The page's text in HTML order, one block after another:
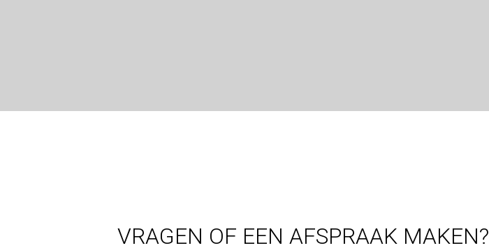
VRAGEN OF EEN AFSPRAAK MAKEN?